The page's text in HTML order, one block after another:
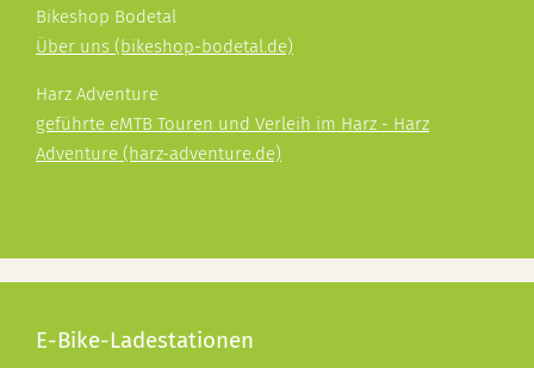
Bikeshop Bodetal
Über uns (bikeshop-bodetal.de)
Harz Adventure
geführte eMTB Touren und Verleih im Harz - Harz
Adventure (harz-adventure.de)
E-Bike-Ladestationen